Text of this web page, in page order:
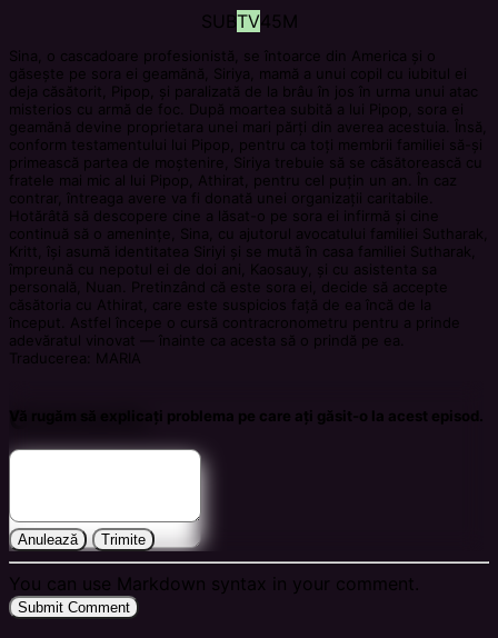
SUBTV45M
Sina, o cascadoare profesionistă, se întoarce din America și o
găsește pe sora ei geamănă, Siriya, mamă a unui copil cu iubitul ei
deja căsătorit, Pipop, și paralizată de la brâu în jos în urma unui atac
misterios cu armă de foc. După moartea subită a lui Pipop, sora ei
geamănă devine proprietara unei mari părți din averea acestuia. Însă,
conform testamentului lui Pipop, pentru ca toți membrii familiei să-și
primească partea de moștenire, Siriya trebuie să se căsătorească cu
fratele mai mic al lui Pipop, Athirat, pentru cel puțin un an. În caz
contrar, întreaga avere va fi donată unei organizații caritabile.
Hotărâtă să descopere cine a lăsat-o pe sora ei infirmă și cine
continuă să o amenințe, Sina, cu ajutorul avocatului familiei Sutharak,
Kritt, își asumă identitatea Siriyi și se mută în casa familiei Sutharak,
împreună cu nepotul ei de doi ani, Kaosauy, și cu asistenta sa
personală, Nuan. Pretinzând că este sora ei, decide să accepte
căsătoria cu Athirat, care este suspicios față de ea încă de la
început. Astfel începe o cursă contracronometru pentru a prinde
adevăratul vinovat — înainte ca acesta să o prindă pe ea.
Traducerea: MARIA
Vă rugăm să explicați problema pe care ați găsit-o la acest episod.
Anulează Trimite
Comments
You can use Markdown syntax in your comment.
Submit Comment